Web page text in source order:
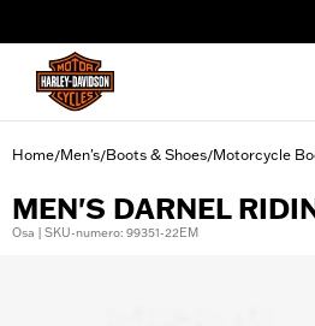
Home/Men's/Boots & Shoes/Motorcycle
MEN'S DARNEL
Osa | SKU-numero: 99351-22EM